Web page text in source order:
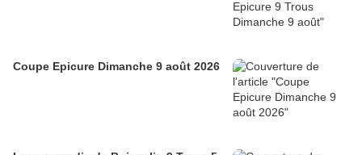
Coupe Epicure Dimanche 9 août 2026